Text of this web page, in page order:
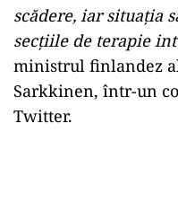
scădere, iar situaţia
secţiile de terapie
ministrul finlandez
Sarkkinen, într-un
Twitter.